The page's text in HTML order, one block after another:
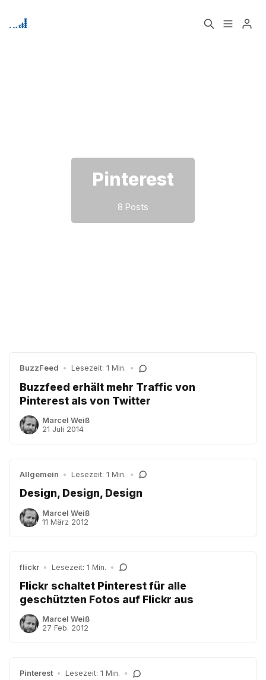
Pinterest
8 Posts
BuzzFeed • Lesezeit: 1 Min. •
Buzzfeed erhält mehr Traffic von
Pinterest als von Twitter
Marcel Weiß
21 Juli 2014
Allgemein • Lesezeit: 1 Min. •
Design, Design, Design
Marcel Weiß
11 März 2012
flickr • Lesezeit: 1 Min. •
Flickr schaltet Pinterest für alle
geschützten Fotos auf Flickr aus
Marcel Weiß
27 Feb. 2012
Pinterest • Lesezeit: 1 Min. •